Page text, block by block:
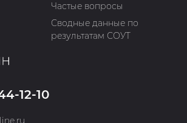
Частые вопросы
Сводные данные по
результатам СОУТ
12-10